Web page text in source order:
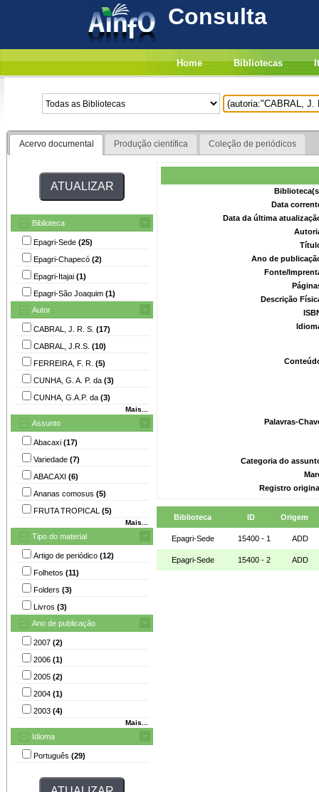
Consulta
Home Bibliotecas
Acervo documental Produção científica Coleção de periódicos
Biblioteca
Epagri-Sede (25)
Epagri-Chapecó (2)
Epagri-Itajai (1)
Epagri-São Joaquim (1)
Autor
CABRAL, J. R. S. (17)
CABRAL, J.R.S. (10)
FERREIRA, F. R. (5)
CUNHA, G. A. P. da (3)
CUNHA, G.A.P. da (3)
Mais...
Assunto
Abacaxi (17)
Variedade (7)
ABACAXI (6)
Ananas comosus (5)
FRUTA TROPICAL (5)
Mais...
Tipo do material
Artigo de periódico (12)
Folhetos (11)
Folders (3)
Livros (3)
Ano de publicação
2007 (2)
2006 (1)
2005 (2)
2004 (1)
2003 (4)
Mais...
Idioma
Português (29)
Data
Data da última
Ano de
Fonte/
Descrição
Palavras-
Categoria do
Registro
Biblioteca ID Origem
Epagri-Sede 15400 - 1 ADD
Epagri-Sede 15400 - 2 ADD